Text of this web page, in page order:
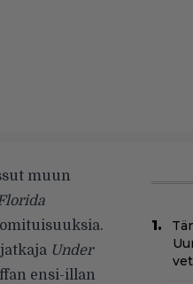
muun
Under
ensi-illan